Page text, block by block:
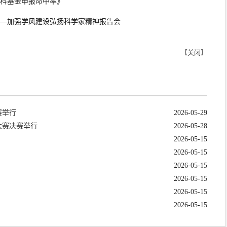
加强学风建设弘扬科学家精神报告会
【关闭 】
2026-05-29
举行
2026-05-28
赛决赛举行
2026-05-15
2026-05-15
2026-05-15
2026-05-15
2026-05-15
2026-05-15